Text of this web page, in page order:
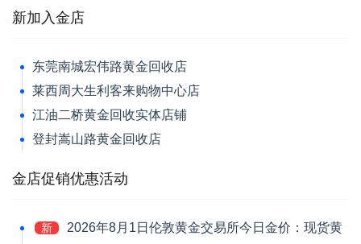
新加入金店
东莞南城宏伟路黄金回收店
莱西周大生利客来购物中心店
江油二桥黄金回收实体店铺
登封嵩山路黄金回收店
金店促销优惠活动
新
2026年8月1日伦敦黄金交易所今日金价：现货黄